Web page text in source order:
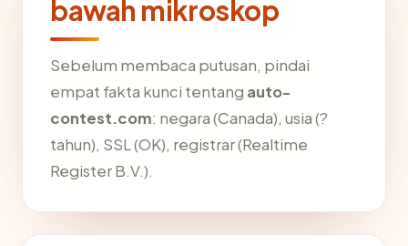
bawah mikroskop
Sebelum membaca putusan, pindai
empat fakta kunci tentang auto-
contest.com: negara (Canada), usia (?
tahun), SSL (OK), registrar (Realtime
Register B.V.).